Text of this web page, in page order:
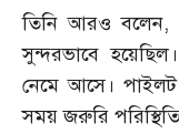
তিনি আরও বলেন,
সুন্দরভাবে
নেমে আসে।
সময় জরুরি